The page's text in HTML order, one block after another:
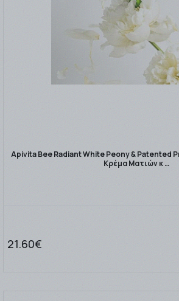
Apivita Bee Radiant White Peony & Patented
Κρέμα Ματιών κ …
21.60€